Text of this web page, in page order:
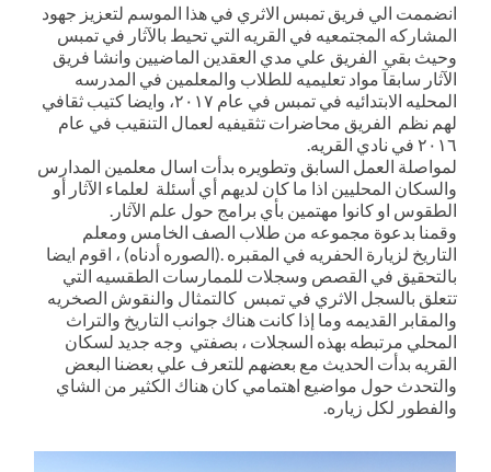
انضممت الي فريق تمبس الاثري في هذا الموسم لتعزيز جهود
المشاركه المجتمعيه في القريه التي تحيط بالآثار في تمبس
وحيث بقي الفريق علي مدي العقدين الماضيين وانشا فريق
الآثار سابقآ مواد تعليميه للطلاب والمعلمين في المدرسه
المحليه الابتدائيه في تمبس في عام ٢٠١٧، وايضا كتيب ثقافي
لهم نظم الفريق محاضرات تثقيفيه لعمال التنقيب في عام
٢٠١٦ في نادي القريه.
لمواصلة العمل السابق وتطويره بدأت اسال معلمين المدارس
والسكان المحليين اذا ما كان لديهم أي أسئلة لعلماء الآثار أو
الطقوس او كانوا مهتمين بأي برامج حول علم الآثار.
وقمنا بدعوة مجموعه من طلاب الصف الخامس ومعلم
التاريخ لزيارة الحفريه في المقبره .(الصوره أدناه) ، اقوم ايضا
بالتحقيق في القصص وسجلات للممارسات الطقسيه التي
تتعلق بالسجل الاثري في تمبس كالتمثال والنقوش الصخريه
والمقابر القديمه وما إذا كانت هناك جوانب التاريخ والتراث
المحلي مرتبطه بهذه السجلات ، بصفتي وجه جديد لسكان
القريه بدأت الحديث مع بعضهم للتعرف علي بعضنا البعض
والتحدث حول مواضيع اهتمامي كان هناك الكثير من الشاي
والفطور لكل زياره.